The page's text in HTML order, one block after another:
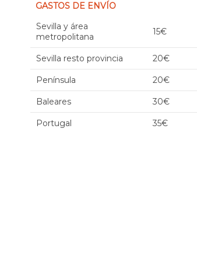
GASTOS DE ENVÍO
Sevilla y área
metropolitana
15€
Sevilla resto provincia 20€
Península 20€
Baleares 30€
Portugal 35€